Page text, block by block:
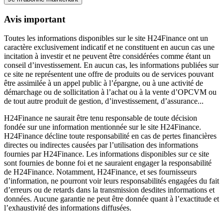
Avis important
Toutes les informations disponibles sur le site H24Finance ont un
caractère exclusivement indicatif et ne constituent en aucun cas une
incitation à investir et ne peuvent être considérées comme étant un
conseil d’investissement. En aucun cas, les informations publiées sur
ce site ne représentent une offre de produits ou de services pouvant
être assimilée à un appel public à l’épargne, ou à une activité de
démarchage ou de sollicitation à l’achat ou à la vente d’OPCVM ou
de tout autre produit de gestion, d’investissement, d’assurance...
H24Finance ne saurait être tenu responsable de toute décision
fondée sur une information mentionnée sur le site H24Finance.
H24Finance décline toute responsabilité en cas de pertes financières
directes ou indirectes causées par l’utilisation des informations
fournies par H24Finance. Les informations disponibles sur ce site
sont fournies de bonne foi et ne sauraient engager la responsabilité
de H24Finance. Notamment, H24Finance, et ses fournisseurs
d’information, ne pourront voir leurs responsabilités engagées du fait
d’erreurs ou de retards dans la transmission desdites informations et
données. Aucune garantie ne peut être donnée quant à l’exactitude et
l’exhaustivité des informations diffusées.